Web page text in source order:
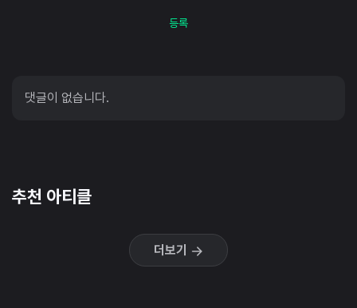
등록
댓글이 없습니다.
추천 아티클
더보기